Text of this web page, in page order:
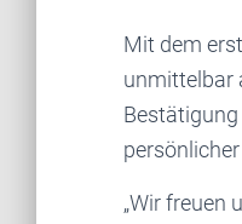
Mit dem
unmittelbar
„Wir freuen